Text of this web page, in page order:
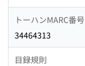
トーハンMARC番号
34464313
目録規則